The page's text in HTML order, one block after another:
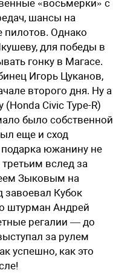
«восьмерки» с
шансы на
пилотов. Однако
для победы в
гонку в Магасе.
Игорь Цуканов,
второго дня. Ну а
Civic Type-R)
было собственной
еще и сход
южанину не
вслед за
Зыковым на
завоевал Кубок
штурман Андрей
регалии — до
за рулем
успешно, как это